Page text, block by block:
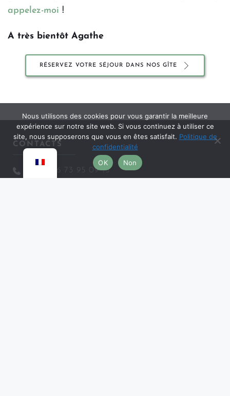
appelez-moi !
A très bientôt Agathe
RÉSERVEZ VOTRE SÉJOUR DANS NOS GÎTE
CONTACTS
+33 (0)6 73 95 09 15
Nous utilisons des cookies pour vous garantir la meilleure
expérience sur notre site web. Si vous continuez à utiliser ce
site, nous supposerons que vous en êtes satisfait. Politique de
confidentialité
OK
Non